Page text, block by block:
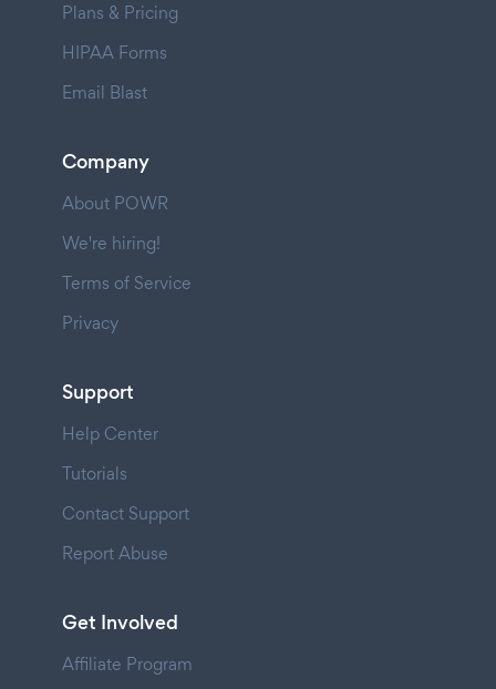
Plans & Pricing
HIPAA Forms
Email Blast
Company
About POWR
We're hiring!
Terms of Service
Privacy
Support
Help Center
Tutorials
Contact Support
Report Abuse
Get Involved
Affiliate Program